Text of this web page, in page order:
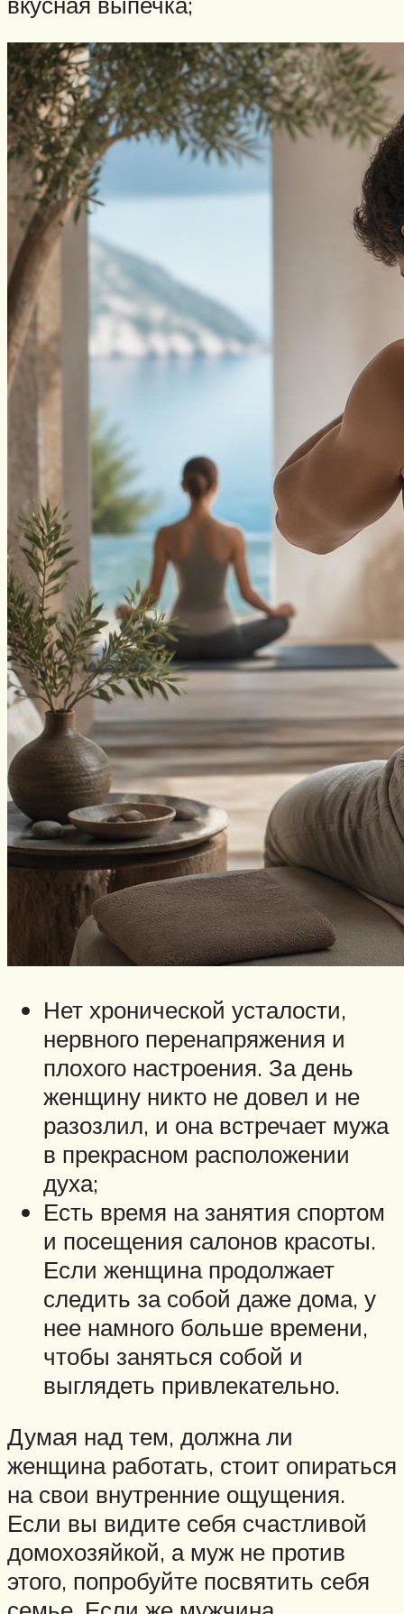
Нет хронической усталости,
нервного перенапряжения и
плохого настроения. За день
женщину никто не довел и не
разозлил, и она встречает мужа
в прекрасном расположении
духа;
Есть время на занятия спортом
и посещения салонов красоты.
Если женщина продолжает
следить за собой даже дома, у
нее намного больше времени,
чтобы заняться собой и
выглядеть привлекательно.
Думая над тем, должна ли
женщина работать, стоит опираться
на свои внутренние ощущения.
Если вы видите себя счастливой
домохозяйкой, а муж не против
этого, попробуйте посвятить себя